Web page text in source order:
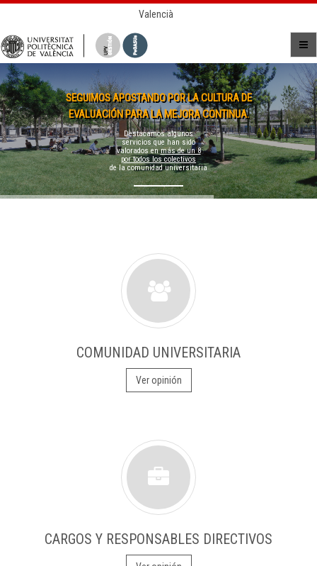
Valencià
SEGUIMOS APOSTANDO POR LA CULTURA DE
EVALUACIÓN PARA LA MEJORA CONTINUA.
Destacamos algunos
servicios que han sido
valorados enmás de un 8
por todos los colectivos
de la comunidad universitaria
COMUNIDAD UNIVERSITARIA
Ver opinión
CARGOS Y RESPONSABLES DIRECTIVOS